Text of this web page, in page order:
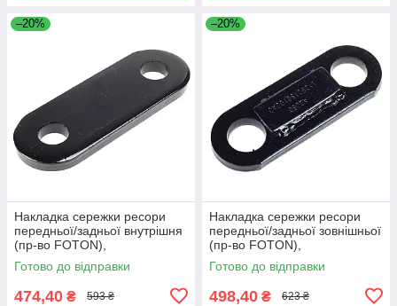
–20%
Накладка сережки ресори
передньої/задньої внутрішня
(пр-во FOTON),
L1292150200A0
Готово до відправки
474,40 ₴ 593 ₴
–20%
Накладка сережки ресори
передньої/задньої зовнішньої
(пр-во FOTON),
L1292150100A0
Готово до відправки
498,40 ₴ 623 ₴